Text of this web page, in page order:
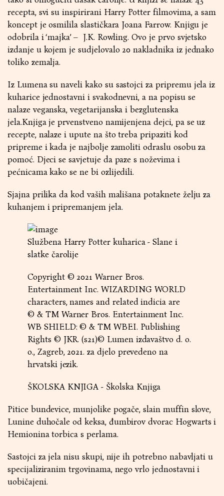
recepta, svi su inspirirani Harry Potter filmovima, a sam
koncept je osmilila slastičkara Joana Farrow. Knjigu je
odobrila i ‘majka’ – J.K. Rowling. Ovo je prvo svjetsko
izdanje u kojem je sudjelovalo 20 nakladnika iz jednako
toliko zemalja.
Iz Lumena su naveli kako su sastojci za pripremu jela iz
kuharice jednostavni i svakodnevni, a na popisu se
nalaze veganska, vegetarijanska i bezglutenska
jela.Knjiga je prvenstveno namijenjena dejci, pa se uz
recepte, nalaze i upute na što treba pripaziti kod
pripreme i kada je najbolje zamoliti odraslu osobu za
pomoć. Djeci se savjetuje da paze s noževima i
pećnicama kako se ne bi ozlijedili.
Sjajna prilika da kod vaših mališana potaknete želju za
kuhanjem i pripremanjem jela.
Službena Harry Potter kuharica - Slane i
slatke čarolije
Copyright © 2021 Warner Bros.
Entertainment Inc. WIZARDING WORLD
characters, names and related indicia are
© & TM Warner Bros. Entertainment Inc.
WB SHIELD: © & TM WBEI. Publishing
Rights © JKR. (s21)© Lumen izdavaštvo d. o.
o., Zagreb, 2021. za djelo prevedeno na
hrvatski jezik.
ŠKOLSKA KNJIGA - Školska Knjiga
Pitice bundevice, munjolike pogače, slain muffin slove,
Lunine duhočale od keksa, đumbirov dvorac Hogwarts i
Hemionina torbica s perlama.
Sastojci za jela nisu skupi, nije ih potrebno nabavljati u
specijaliziranim trgovinama, nego vrlo jednostavni i
uobičajeni.